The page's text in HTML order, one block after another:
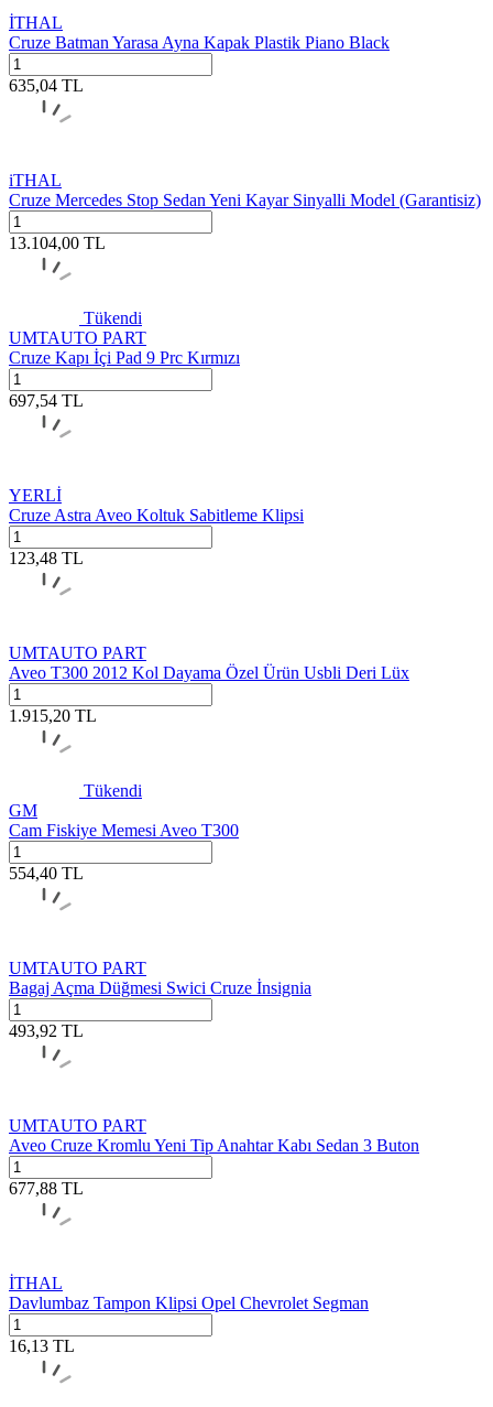
İTHAL
Cruze Batman Yarasa Ayna Kapak Plastik Piano Black
635,04 TL
iTHAL
Cruze Mercedes Stop Sedan Yeni Kayar Sinyalli Model (Garantisiz)
13.104,00 TL
Tükendi
UMTAUTO PART
Cruze Kapı İçi Pad 9 Prc Kırmızı
697,54 TL
YERLİ
Cruze Astra Aveo Koltuk Sabitleme Klipsi
123,48 TL
UMTAUTO PART
Aveo T300 2012 Kol Dayama Özel Ürün Usbli Deri Lüx
1.915,20 TL
Tükendi
GM
Cam Fiskiye Memesi Aveo T300
554,40 TL
UMTAUTO PART
Bagaj Açma Düğmesi Swici Cruze İnsignia
493,92 TL
UMTAUTO PART
Aveo Cruze Kromlu Yeni Tip Anahtar Kabı Sedan 3 Buton
677,88 TL
İTHAL
Davlumbaz Tampon Klipsi Opel Chevrolet Segman
16,13 TL